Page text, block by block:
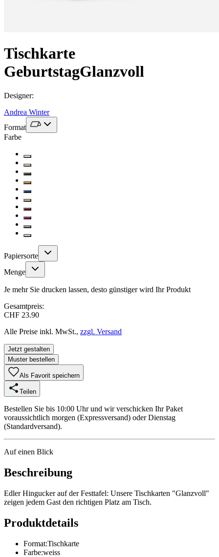
Tischkarte
GeburtstagGlanzvoll
Designer:
Andrea Winter
Format
Farbe
Papiersorte
Menge
Je mehr Sie drucken lassen, desto günstiger wird Ihr Produkt
Gesamtpreis:
CHF 23.90
Alle Preise inkl. MwSt., zzgl. Versand
Jetzt gestalten
Muster bestellen
Als Favorit speichern
Teilen
Bestellen Sie bis 10:00 Uhr und wir verschicken Ihr Paket
voraussichtlich morgen (Expressversand) oder Dienstag
(Standardversand).
Auf einen Blick
Beschreibung
Edler Hingucker auf der Festtafel: Unsere Tischkarten "Glanzvoll"
zeigen jedem Gast den richtigen Platz am Tisch.
Produktdetails
Format:Tischkarte
Farbe:weiss